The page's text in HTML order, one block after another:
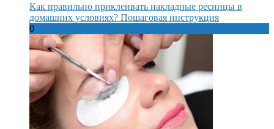
Как правильно приклеивать накладные ресницы в
домашних условиях? Пошаговая инструкция
0